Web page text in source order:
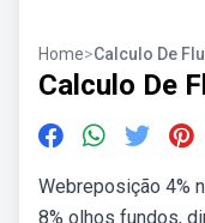
Home>Calculo De
Calculo De
Webreposição 4%
8% olhos fundos,